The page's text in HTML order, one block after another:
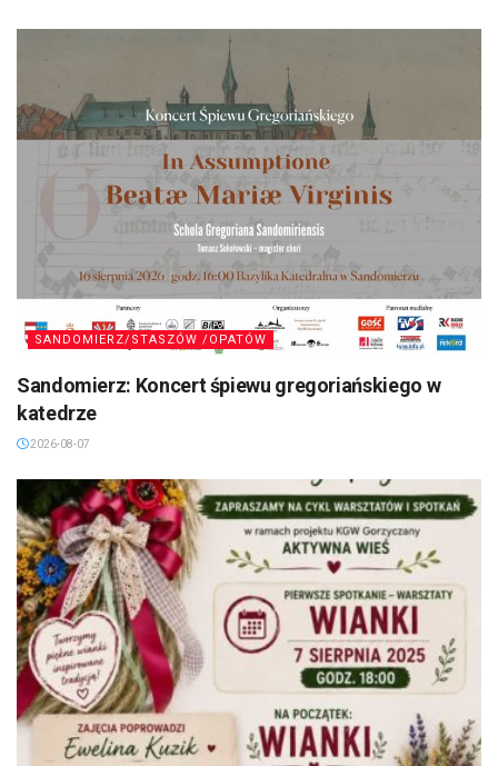
SANDOMIERZ/STASZÓW /OPATÓW
Sandomierz: Koncert śpiewu gregoriańskiego w
katedrze
2026-08-07